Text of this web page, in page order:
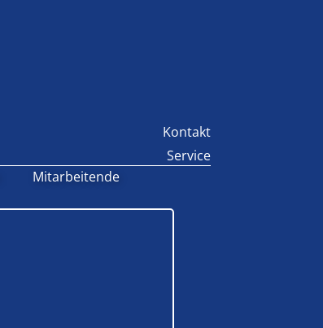
Kontakt
Service
Mitarbeitende